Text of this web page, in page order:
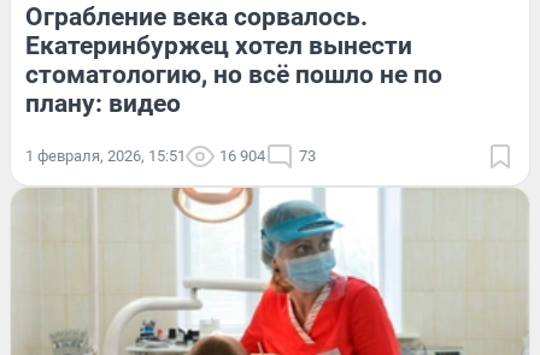
Ограбление века сорвалось.
Екатеринбуржец хотел вынести
стоматологию, но всё пошло не по
плану: видео
1 февраля, 2026, 15:51 16 904 73